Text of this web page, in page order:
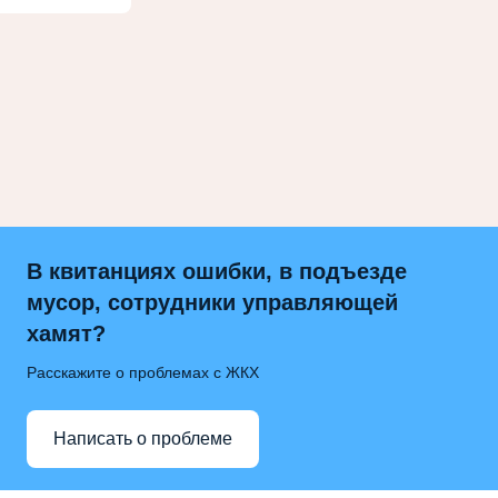
В квитанциях ошибки, в подъезде
мусор, сотрудники управляющей
хамят?
Расскажите о проблемах с ЖКХ
Написать о проблеме